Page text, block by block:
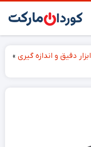
ابزار دقیق و اندازه گیری »